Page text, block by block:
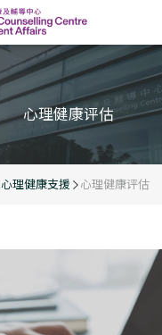
心理健康评估
心理健康支援 心理健康评估